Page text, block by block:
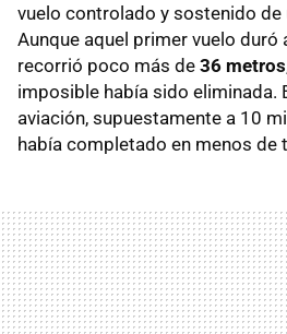
vuelo controlado y sostenido de
Aunque aquel primer vuelo duró
recorrió poco más de 36 metros
imposible había sido eliminada.
aviación, supuestamente a 10
había completado en menos de